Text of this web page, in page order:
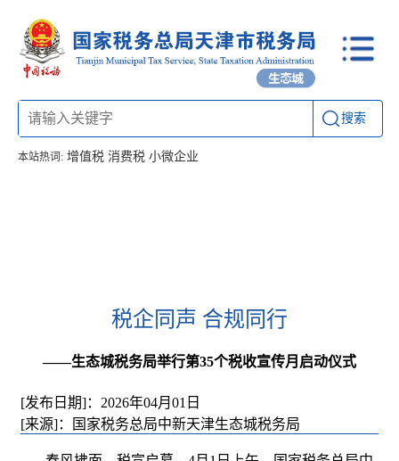
搜索
本站热词: 增值税 消费税 小微企业
税企同声 合规同行
——生态城税务局举行第35个税收宣传月启动仪式
[发布日期]：2026年04月01日
[来源]：国家税务总局中新天津生态城税务局